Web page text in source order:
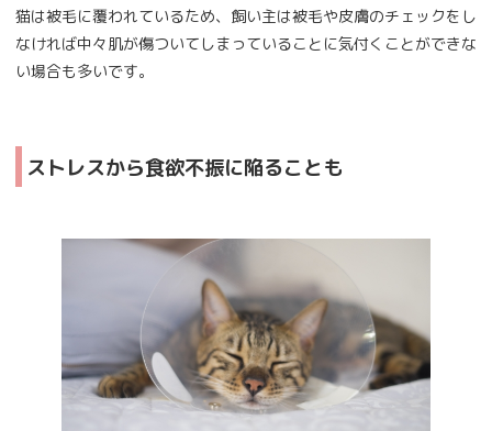
猫は被毛に覆われているため、飼い主は被毛や皮膚のチェックをし
なければ中々肌が傷ついてしまっていることに気付くことができな
い場合も多いです。
ストレスから食欲不振に陥ることも